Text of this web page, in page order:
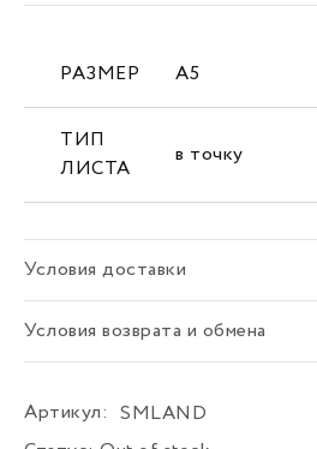
РАЗМЕР А5
ТИП
ЛИСТА
в точку
Условия доставки
Условия возврата и обмена
Артикул:
SMLAND